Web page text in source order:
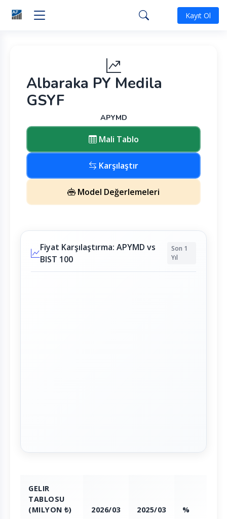
Kayıt Ol
Albaraka PY Medila
GSYF
APYMD
Mali Tablo
Karşılaştır
Model Değerlemeleri
Fiyat Karşılaştırma: APYMD vs
BIST 100
Son 1
Yıl
GELIR
TABLOSU
(MILYON ₺)
2026/03 2025/03 %